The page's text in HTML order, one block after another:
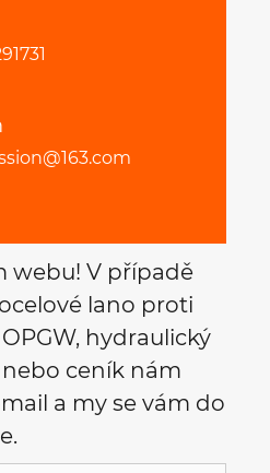
webu! V případě
lano proti
hydraulický
ceník nám
a my se vám do